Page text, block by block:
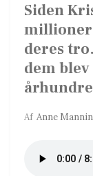
Siden
deres
dem
Af Anne Manning-